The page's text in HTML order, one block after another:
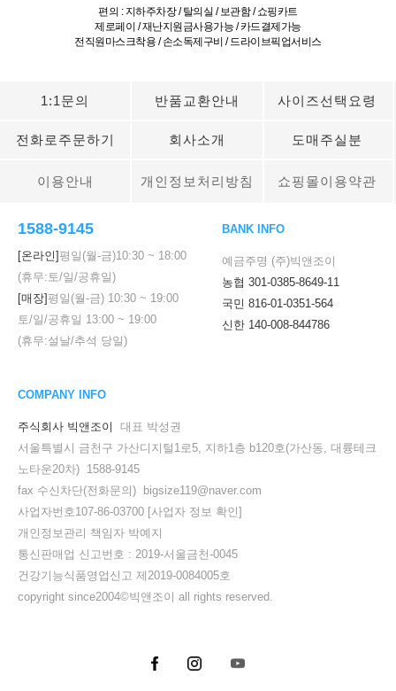
편의 : 지하주차장 / 탈의실 / 보관함 / 쇼핑카트
제로페이 / 재난지원금사용가능 / 카드결제가능
전직원마스크착용 / 손소독제구비 / 드라이브픽업서비스
1:1문의 반품교환안내 사이즈선택요령
전화로주문하기 회사소개 도매주실분
이용안내 개인정보처리방침 쇼핑몰이용약관
1588-9145
[온라인]평일(월-금)10:30 ~ 18:00
(휴무:토/일/공휴일)
[매장]평일(월-금) 10:30 ~ 19:00
토/일/공휴일 13:00 ~ 19:00
(휴무:설날/추석 당일)
BANK INFO
예금주명 (주)빅앤조이
농협 301-0385-8649-11
국민 816-01-0351-564
신한 140-008-844786
COMPANY INFO
주식회사 빅앤조이
대표 박성권
서울특별시 금천구 가산디지털1로5, 지하1층 b120호(가산동, 대륭테크
노타운20차) 1588-9145
fax 수신차단(전화문의) bigsize119@naver.com
사업자번호107-86-03700 [사업자 정보 확인]
개인정보관리 책임자 박예지
통신판매업 신고번호 : 2019-서울금천-0045
건강기능식품영업신고 제2019-0084005호
copyright since2004©빅앤조이 all rights reserved.